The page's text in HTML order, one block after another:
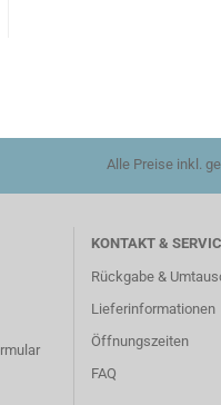
Alle Preise inkl.
KONTAKT &
Rückgabe &
Lieferinformationen
Öffnungszeiten
FAQ